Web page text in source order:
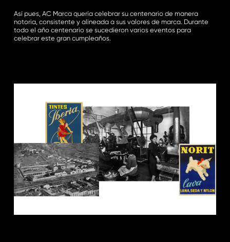
Así pues, AC Marca quería celebrar su centenario de manera
notoria, consistente y alineada a sus valores de marca. Durante
todo el año centenario se sucedieron varios eventos para
celebrar este gran cumpleaños.